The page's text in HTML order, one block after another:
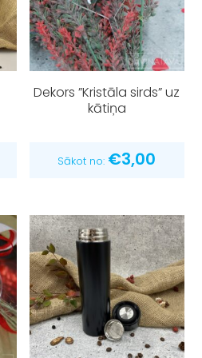
Dekors ”Kristāla sirds” uz
kātiņa
Sākot no: €3,00